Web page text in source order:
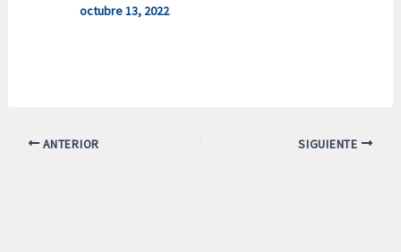
octubre 13, 2022
ANTERIOR SIGUIENTE